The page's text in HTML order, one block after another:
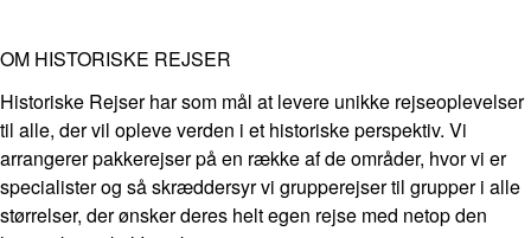
OM HISTORISKE REJSER
Historiske Rejser har som mål at levere unikke rejseoplevelser
til alle, der vil opleve verden i et historiske perspektiv. Vi
arrangerer pakkerejser på en række af de områder, hvor vi er
specialister og så skræddersyr vi grupperejser til grupper i alle
størrelser, der ønsker deres helt egen rejse med netop den